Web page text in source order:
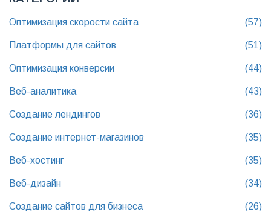
Оптимизация скорости сайта (57)
Платформы для сайтов (51)
Оптимизация конверсии (44)
Веб-аналитика (43)
Создание лендингов (36)
Создание интернет-магазинов (35)
Веб-хостинг (35)
Веб-дизайн (34)
Создание сайтов для бизнеса (26)